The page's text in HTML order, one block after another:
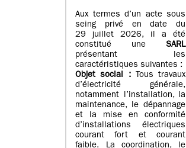
Aux termes d’un acte sous
seing privé en date du
29 juillet 2026, il a été
constitué une SARL
présentant les
caractéristiques suivantes :
Objet social :
Tous travaux
d’électricité générale,
notamment l’installation, la
maintenance, le dépannage
et la mise en conformité
d’installations électriques
courant fort et courant
faible. La coordination, le